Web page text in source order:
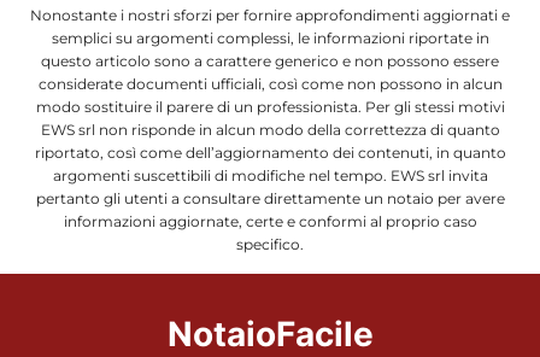
Nonostante i nostri sforzi per fornire approfondimenti aggiornati e
semplici su argomenti complessi, le informazioni riportate in
questo articolo sono a carattere generico e non possono essere
considerate documenti ufficiali, così come non possono in alcun
modo sostituire il parere di un professionista. Per gli stessi motivi
EWS srl non risponde in alcun modo della correttezza di quanto
riportato, così come dell’aggiornamento dei contenuti, in quanto
argomenti suscettibili di modifiche nel tempo. EWS srl invita
pertanto gli utenti a consultare direttamente un notaio per avere
informazioni aggiornate, certe e conformi al proprio caso
specifico.
NotaioFacile